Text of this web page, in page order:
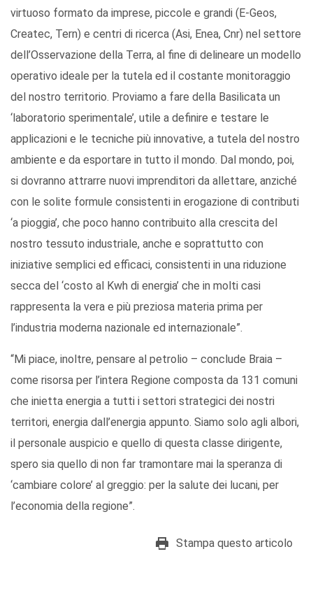
virtuoso formato da imprese, piccole e grandi (E-Geos,
Createc, Tern) e centri di ricerca (Asi, Enea, Cnr) nel settore
dell’Osservazione della Terra, al fine di delineare un modello
operativo ideale per la tutela ed il costante monitoraggio
del nostro territorio. Proviamo a fare della Basilicata un
‘laboratorio sperimentale’, utile a definire e testare le
applicazioni e le tecniche più innovative, a tutela del nostro
ambiente e da esportare in tutto il mondo. Dal mondo, poi,
si dovranno attrarre nuovi imprenditori da allettare, anziché
con le solite formule consistenti in erogazione di contributi
‘a pioggia’, che poco hanno contribuito alla crescita del
nostro tessuto industriale, anche e soprattutto con
iniziative semplici ed efficaci, consistenti in una riduzione
secca del ‘costo al Kwh di energia’ che in molti casi
rappresenta la vera e più preziosa materia prima per
l’industria moderna nazionale ed internazionale”.
“Mi piace, inoltre, pensare al petrolio – conclude Braia –
come risorsa per l’intera Regione composta da 131 comuni
che inietta energia a tutti i settori strategici dei nostri
territori, energia dall’energia appunto. Siamo solo agli albori,
il personale auspicio e quello di questa classe dirigente,
spero sia quello di non far tramontare mai la speranza di
‘cambiare colore’ al greggio: per la salute dei lucani, per
l’economia della regione”.
Stampa questo articolo